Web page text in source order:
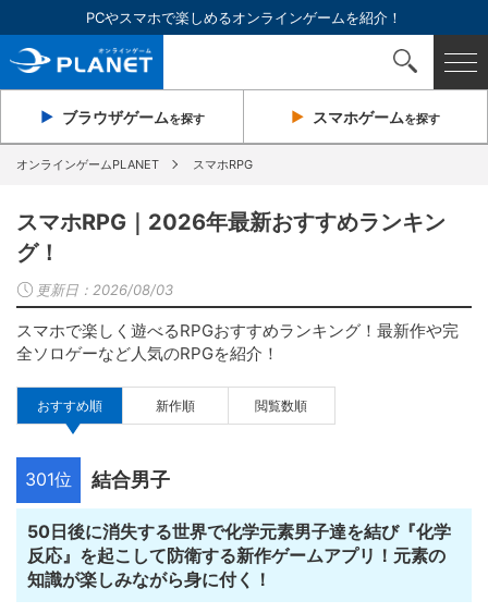
PCやスマホで楽しめるオンラインゲームを紹介！
ブラウザゲームを探す スマホゲームを探す
オンラインゲームPLANET スマホRPG
スマホRPG｜2026年最新おすすめランキン
グ！
更新日： 2026/08/03
スマホで楽しく遊べるRPGおすすめランキング！最新作や完
全ソロゲーなど人気のRPGを紹介！
おすすめ順 新作順 閲覧数順
301位 結合男子
50日後に消失する世界で化学元素男子達を結び『化学
反応』を起こして防衛する新作ゲームアプリ！元素の
知識が楽しみながら身に付く！